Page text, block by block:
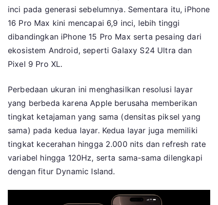
inci pada generasi sebelumnya. Sementara itu, iPhone
16 Pro Max kini mencapai 6,9 inci, lebih tinggi
dibandingkan iPhone 15 Pro Max serta pesaing dari
ekosistem Android, seperti Galaxy S24 Ultra dan
Pixel 9 Pro XL.
Perbedaan ukuran ini menghasilkan resolusi layar
yang berbeda karena Apple berusaha memberikan
tingkat ketajaman yang sama (densitas piksel yang
sama) pada kedua layar. Kedua layar juga memiliki
tingkat kecerahan hingga 2.000 nits dan refresh rate
variabel hingga 120Hz, serta sama-sama dilengkapi
dengan fitur Dynamic Island.